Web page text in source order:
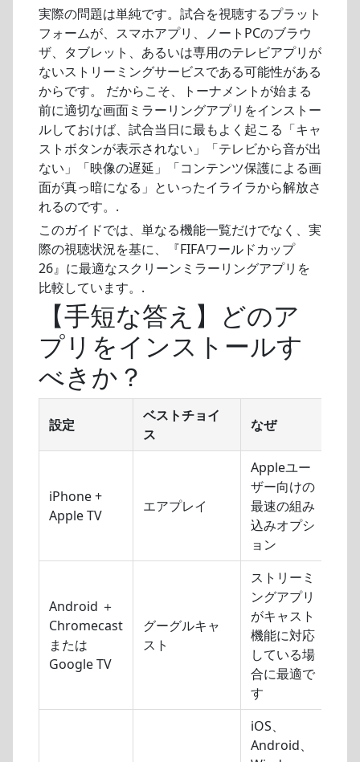
実際の問題は単純です。試合を視聴するプラット
フォームが、スマホアプリ、ノートPCのブラウ
ザ、タブレット、あるいは専用のテレビアプリが
ないストリーミングサービスである可能性がある
からです。 だからこそ、トーナメントが始まる
前に適切な画面ミラーリングアプリをインストー
ルしておけば、試合当日に最もよく起こる「キャ
ストボタンが表示されない」「テレビから音が出
ない」「映像の遅延」「コンテンツ保護による画
面が真っ暗になる」といったイライラから解放さ
れるのです。.
このガイドでは、単なる機能一覧だけでなく、実
際の視聴状況を基に、『FIFAワールドカップ
26』に最適なスクリーンミラーリングアプリを
比較しています。.
【手短な答え】どのア
プリをインストールす
べきか？
設定
ベストチョイ
ス
なぜ
iPhone +
Apple TV
エアプレイ
Appleユー
ザー向けの
最速の組み
込みオプシ
ョン
Android ＋
Chromecast
または
Google TV
グーグルキャ
スト
ストリーミ
ングアプリ
がキャスト
機能に対応
している場
合に最適で
す
iOS、
Android、